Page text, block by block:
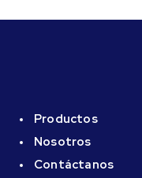
enero 2021
Productos
Nosotros
Contáctanos